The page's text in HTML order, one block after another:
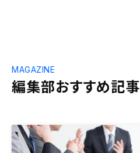
編集部おすすめ記事
MAGAZINE